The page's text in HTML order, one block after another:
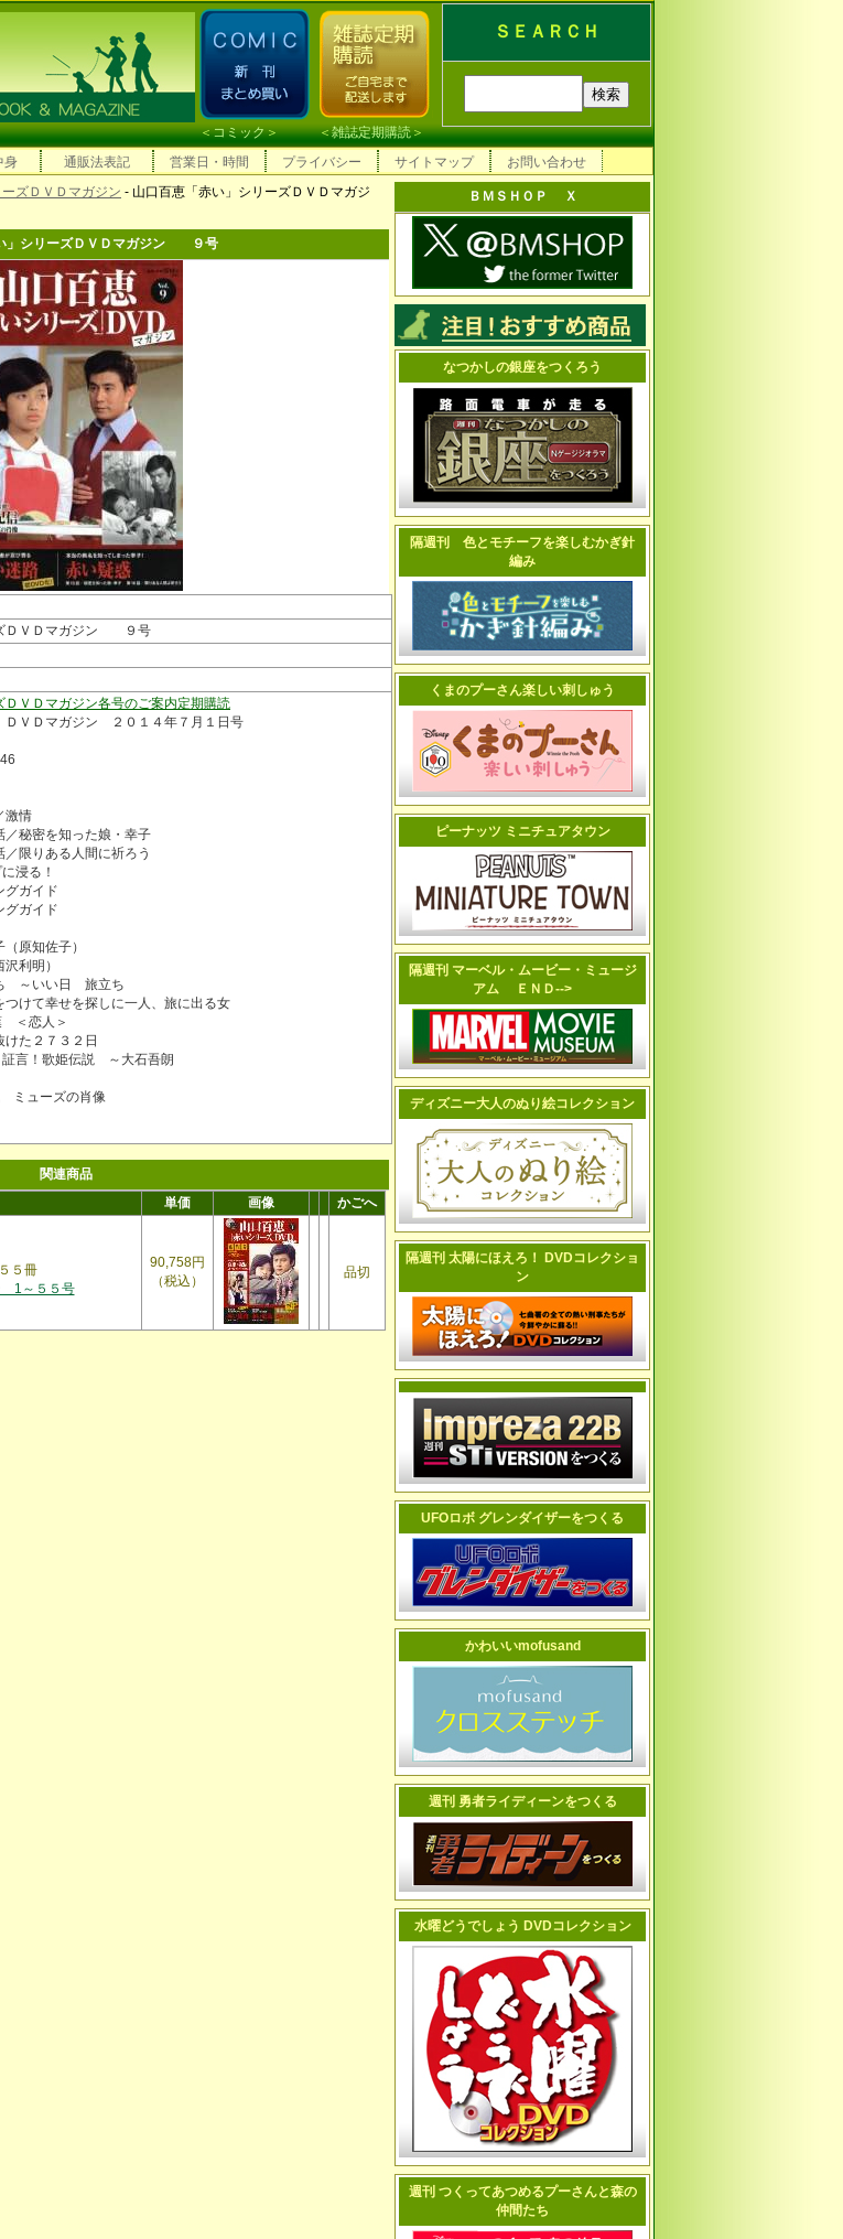
ＳＥＡＲＣＨ
＜コミック＞ ＜雑誌定期購読＞
身 通販法表記 営業日・時間 プライバシー サイトマップ お問い合わせ
ズＤＶＤマガジン - 山口百恵「赤い」シリーズＤＶＤマガジ
」シリーズＤＶＤマガジン ９号
ＤＶＤマガジン ９号
ＶＤマガジン各号のご案内定期購読
ＤＶＤマガジン ２０１４年７月１日号
激情
秘密を知った娘・幸子
限りある人間に祈ろう
浸る！
ガイド
ガイド
原知佐子）
利明）
～いい日 旅立ち
けて幸せを探しに一人、旅に出る女
＜恋人＞
た２７３２日
言！歌姫伝説 ～大石吾朗
ューズの肖像
関連商品
単価 画像 かごへ
５冊
1～５５号
90,758円
（税込）
品切
ＢＭＳＨＯＰ Ｘ
なつかしの銀座をつくろう
隔週刊 色とモチーフを楽しむかぎ針
編み
くまのプーさん楽しい刺しゅう
ピーナッツ ミニチュアタウン
隔週刊 マーベル・ムービー・ミュージ
アム ＥＮＤ-->
ディズニー大人のぬり絵コレクション
隔週刊 太陽にほえろ！ DVDコレクショ
ン
UFOロボ グレンダイザーをつくる
かわいいmofusand
週刊 勇者ライディーンをつくる
水曜どうでしょう DVDコレクション
週刊 つくってあつめるプーさんと森の
仲間たち